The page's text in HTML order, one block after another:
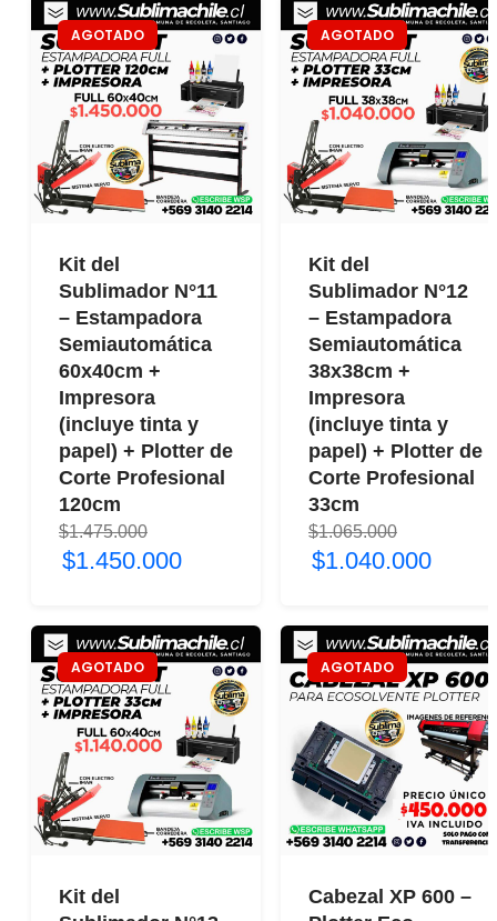
AGOTADO
Kit del
Sublimador N°11
– Estampadora
Semiautomática
60x40cm +
Impresora
(incluye tinta y
papel) + Plotter de
Corte Profesional
120cm
$1.475.000
$1.450.000
AGOTADO
Kit del
Sublimador N°12
– Estampadora
Semiautomática
38x38cm +
Impresora
(incluye tinta y
papel) + Plotter de
Corte Profesional
33cm
$1.065.000
$1.040.000
AGOTADO
Kit del
AGOTADO
Cabezal XP 600 –